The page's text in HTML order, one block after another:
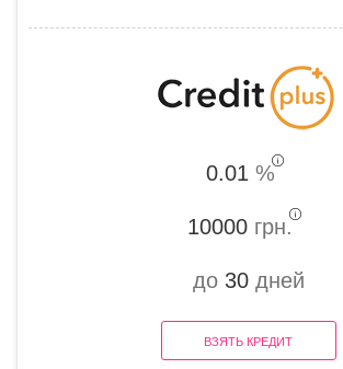
0.01 %
10000 грн.
до 30дней
ВЗЯТЬ КРЕДИТ